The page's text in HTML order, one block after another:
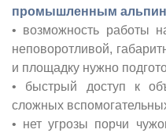
промышленным
• возможность работы
неповоротливой,
и площадку нужно
• быстрый доступ к
сложных
• нет угрозы порчи